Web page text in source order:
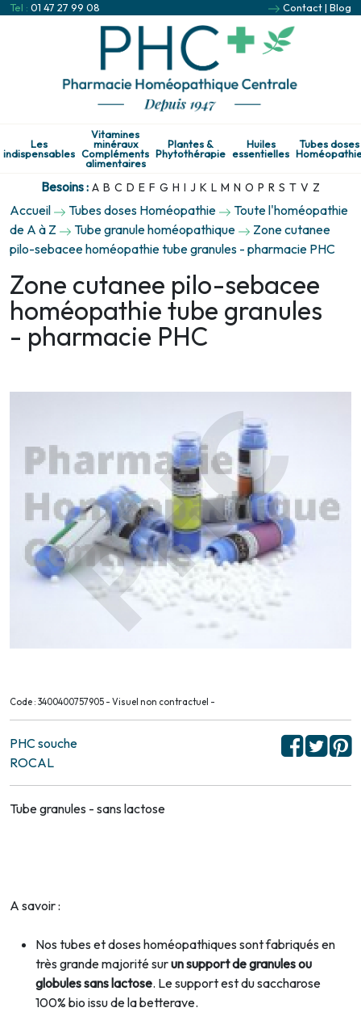
Tel : 01 47 27 99 08 Contact| Blog
Les
indispensables
Vitamines
minéraux
Compléments
alimentaires
Plantes &
Phytothérapie
Huiles
essentielles
Tubes doses
Besoins : A B C D E F G H I J K L M N O P R S T V Z
Accueil Tubes doses Homéopathie
Toute l'homéopathie
de A à Z
Tube granule homéopathique
Zone cutanee
pilo-sebacee homéopathie tube granules - pharmacie PHC
Zone cutanee pilo-sebacee
homéopathie tube granules
- pharmacie PHC
Code : 3400400757905 - Visuel non contractuel -
PHC souche
ROCAL
Tube granules - sans lactose
A savoir :
Nos tubes et doses homéopathiques sont fabriqués en
très grande majorité surun support de granules ou
globules sans lactose. Le support est du saccharose
100% bio issu de la betterave.